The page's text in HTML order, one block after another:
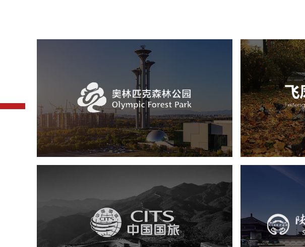
奥体森林公园
旅游休闲 公园 AI人工智能
智慧公园
智慧体育公园
智能步道 智能大数据平台
飞
旅游休闲
智慧体育公
中国国旅